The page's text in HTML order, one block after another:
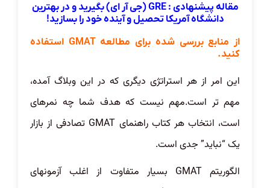
مقاله پیشنهادی :
GRE (جی آر ای) بگیرید و در بهترین
دانشگاه آمریکا تحصیل و آینده خود را بسازید!
از منابع بررسی شده برای مطالعه GMAT استفاده
کنید.
این امر از هر استراتژی دیگری که در این وبلاگ آمده،
مهم تر است.مهم نیست که هدف شما چه نمرهای
است، انتخاب هر کتاب راهنمای GMAT تصادفی از بازار
یک “نباید” جدی است.
الگوریتم GMAT بسیار متفاوت از اغلب آزمونهای